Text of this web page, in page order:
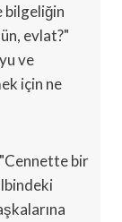
bilgeliğin
evlat?"
ve
için ne
bir